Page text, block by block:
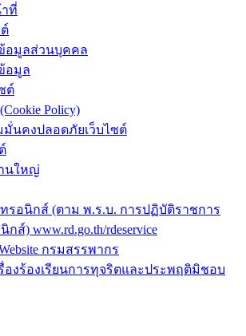
ที่
อมูลส่วนบุคคล
อมูล
ต์
Policy)
มั่นคงปลอดภัยเว็บไซต์
นใหญ่
รอนิกส์ (ตาม พ.ร.บ. การปฏิบัติราชการ
ส์) www.rd.go.th/rdeservice
กรมสรรพากร
องร้องเรียนการทุจริตและประพฤติมิชอบ